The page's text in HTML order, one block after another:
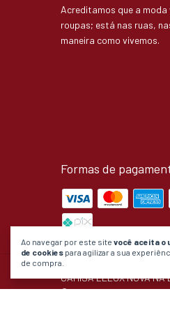
Ao navegar por este site você aceita o
de cookies para agilizar a sua
de compra.
Acreditamos que a moda
roupas; está nas ruas,
maneira como vivemos.
Formas de
CAMISA LELUX NOVA NA
©2026. Cris Nunes